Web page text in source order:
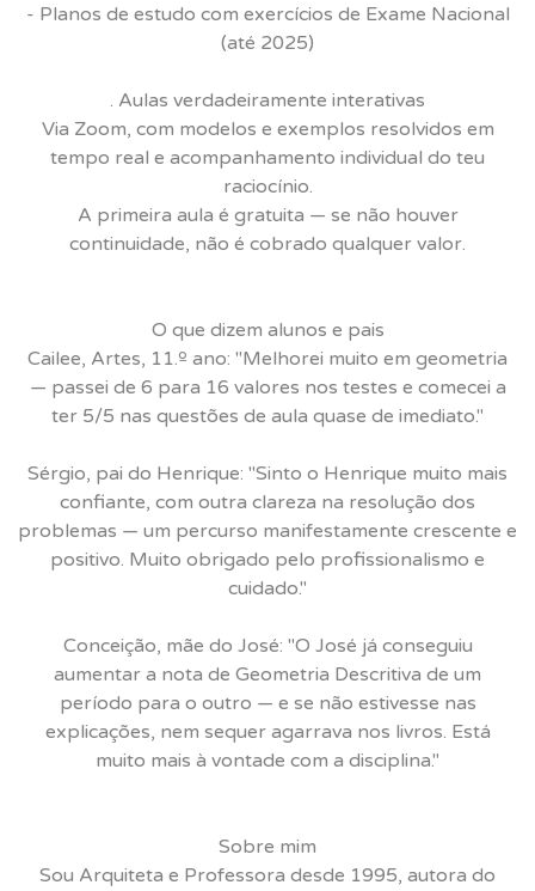
- Planos de estudo com exercícios de Exame Nacional
(até 2025)
. Aulas verdadeiramente interativas
Via Zoom, com modelos e exemplos resolvidos em
tempo real e acompanhamento individual do teu
raciocínio.
A primeira aula é gratuita — se não houver
continuidade, não é cobrado qualquer valor.
O que dizem alunos e pais
Cailee, Artes, 11.º ano: "Melhorei muito em geometria
— passei de 6 para 16 valores nos testes e comecei a
ter 5/5 nas questões de aula quase de imediato."
Sérgio, pai do Henrique: "Sinto o Henrique muito mais
confiante, com outra clareza na resolução dos
problemas — um percurso manifestamente crescente e
positivo. Muito obrigado pelo profissionalismo e
cuidado."
Conceição, mãe do José: "O José já conseguiu
aumentar a nota de Geometria Descritiva de um
período para o outro — e se não estivesse nas
explicações, nem sequer agarrava nos livros. Está
muito mais à vontade com a disciplina."
Sobre mim
Sou Arquiteta e Professora desde 1995, autora do